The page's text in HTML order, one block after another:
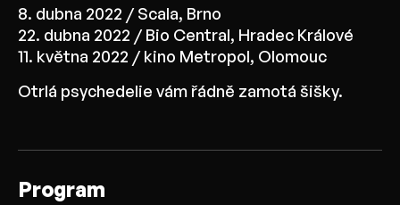
8. dubna 2022 / Scala, Brno
22. dubna 2022 / Bio Central, Hradec Králové
11. května 2022 / kino Metropol, Olomouc
Otrlá psychedelie vám řádně zamotá šišky.
Program